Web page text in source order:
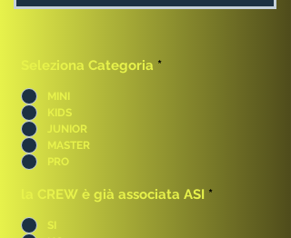
Seleziona Categoria *
MINI
KIDS
JUNIOR
MASTER
PRO
la CREW è già associata ASI *
SI